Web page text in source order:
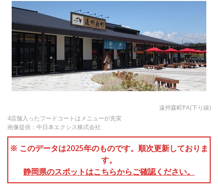
遠州森町PA(下り線)
4店舗入ったフードコートはメニューが充実
画像提供：中日本エクシス株式会社
※ このデータは2025年のものです。順次更新しておりま
す。
静岡県のスポットはこちらからご確認ください。